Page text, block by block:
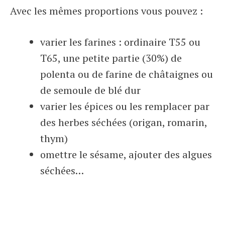
Avec les mêmes proportions vous pouvez :
varier les farines : ordinaire T55 ou
T65, une petite partie (30%) de
polenta ou de farine de châtaignes ou
de semoule de blé dur
varier les épices ou les remplacer par
des herbes séchées (origan, romarin,
thym)
omettre le sésame, ajouter des algues
séchées…